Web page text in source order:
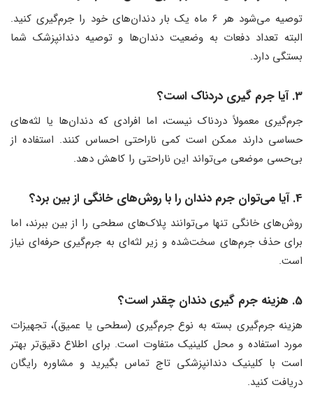
توصیه می‌شود هر 6 ماه یک بار دندان‌های خود را جرم‌گیری کنید.
البته تعداد دفعات به وضعیت دندان‌ها و توصیه دندانپزشک شما
بستگی دارد.
3. آیا جرم‌ گیری دردناک است؟
جرم‌گیری معمولاً دردناک نیست، اما افرادی که دندان‌ها یا لثه‌های
حساسی دارند ممکن است کمی ناراحتی احساس کنند. استفاده از
بی‌حسی موضعی می‌تواند این ناراحتی را کاهش دهد.
4. آیا می‌توان جرم دندان را با روش‌های خانگی از بین برد؟
روش‌های خانگی تنها می‌توانند پلاک‌های سطحی را از بین ببرند، اما
برای حذف جرم‌های سخت‌شده و زیر لثه‌ای به جرم‌گیری حرفه‌ای نیاز
است.
5. هزینه جرم‌ گیری دندان چقدر است؟
هزینه جرم‌گیری بسته به نوع جرم‌گیری (سطحی یا عمیق)، تجهیزات
مورد استفاده و محل کلینیک متفاوت است. برای اطلاع دقیق‌تر بهتر
است با کلینیک دندانپزشکی تاج تماس بگیرید و مشاوره رایگان
دریافت کنید.